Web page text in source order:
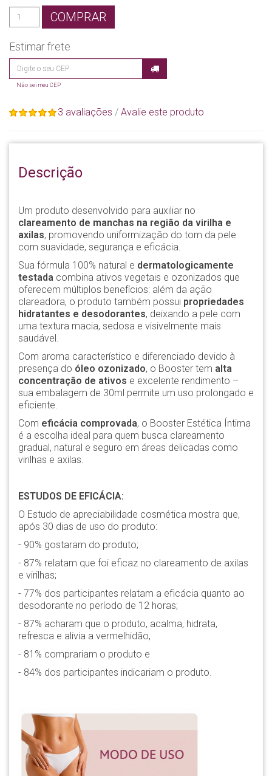
COMPRAR
Estimar frete
Não sei meu CEP
3 avaliações / Avalie este produto
Descrição
Um produto desenvolvido para auxiliar no
clareamento de manchas na região da virilha e
axilas, promovendo uniformização do tom da pele
com suavidade, segurança e eficácia.
Sua fórmula 100% natural e dermatologicamente
testada combina ativos vegetais e ozonizados que
oferecem múltiplos benefícios: além da ação
clareadora, o produto também possui propriedades
hidratantes e desodorantes, deixando a pele com
uma textura macia, sedosa e visivelmente mais
saudável.
Com aroma característico e diferenciado devido à
presença do óleo ozonizado, o Booster tem alta
concentração de ativos e excelente rendimento –
sua embalagem de 30ml permite um uso prolongado e
eficiente.
Com eficácia comprovada, o Booster Estética Íntima
é a escolha ideal para quem busca clareamento
gradual, natural e seguro em áreas delicadas como
virilhas e axilas.
ESTUDOS DE EFICÁCIA:
O Estudo de apreciabilidade cosmética mostra que,
após 30 dias de uso do produto:
- 90% gostaram do produto;
- 87% relatam que foi eficaz no clareamento de axilas
e virilhas;
- 77% dos participantes relatam a eficácia quanto ao
desodorante no período de 12 horas;
- 87% acharam que o produto, acalma, hidrata,
refresca e alivia a vermelhidão,
- 81% comprariam o produto e
- 84% dos participantes indicariam o produto.